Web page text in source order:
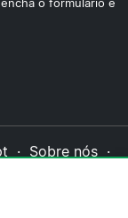
o formulário e
· Sobre nós ·